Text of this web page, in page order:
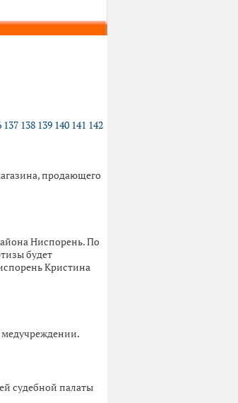
137 138 139 140 141 142
продающего
Ниспорень. По
будет
Кристина
медучреждении.
судебной палаты